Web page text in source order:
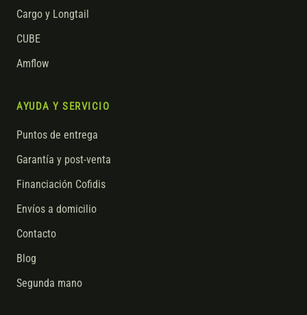
Cargo y Longtail
CUBE
Amflow
AYUDA Y SERVICIO
Puntos de entrega
Garantía y post-venta
Financiación Cofidis
Envíos a domicilio
Contacto
Blog
Segunda mano